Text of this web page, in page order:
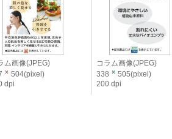
ム画像(JPEG)
504(pixel)
dpi
コラム画像(JPEG)
338
505(pixel)
200 dpi